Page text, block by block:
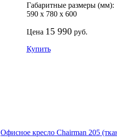
Габаритные размеры (мм):
590х 780х 600
Цена 15 990 руб.
Купить
Офисное кресло Chairman 205